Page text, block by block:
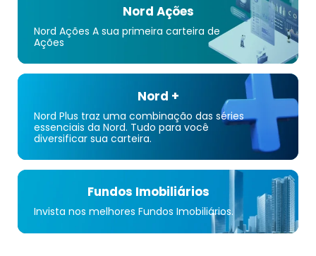
Nord Ações
Nord Ações A sua primeira carteira de
Ações
Nord +
Nord Plus traz uma combinação das séries
essenciais da Nord. Tudo para você
diversificar sua carteira.
Fundos Imobiliários
Invista nos melhores Fundos Imobiliários.